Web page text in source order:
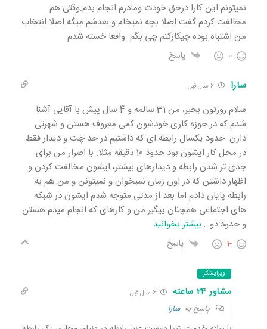
نمیتونم این کارا درحق خودت ومادرم انجام بدم.وقتی هم
مخالفت کردم گفت اصلا بچه نمیخام و بعدشم میگه اصلا انتخاب
من اشتباه بوده.چیکارکنم چی بگم .واقعا خسته شدم
0 پاسخ
سارا 6 سال قبل
سلام روزتون بخیر، من 31 سالمه و 4 سال پیش با آقایی آشنا
شدم که در حوزه کاری خودشون کمی معروف هستن و شهرتی
دارن. حدود یکسال رابطه ای که داشتیم در حد چت و دیدار فقط
در محل کار ایشون بود حدود 10 دقیقه مثلا. با اصرار من برای
جدی تر شدن رابطه و دیدارهای بیشتر، ایشون مخالفت کردن و
اظهار داشتن که در اون زمان نمیخوان و نمیتونن و من هم به
رابطه پایان دادم اما بعد از مدتی متوجه شدم ایشون در شبکه
های اجتماعی همچنان پیگیر من و کارهای که انجام میدم هستن
و حدود دو… بیشتر بخوانید
-1 پاسخ
ویرایشگر
مشاور 24 ساعته 6 سال قبل
پاسخ بهسارا